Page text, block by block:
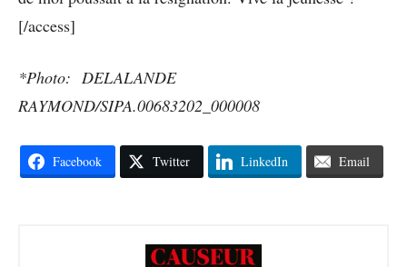
[/access]
*Photo: DELALANDE
RAYMOND/SIPA.00683202_000008
Facebook Twitter LinkedIn Email